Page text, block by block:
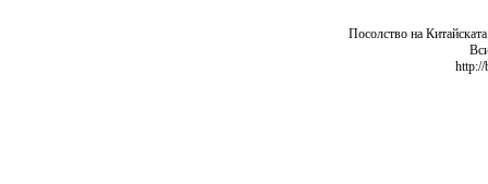
Посолство на
http://